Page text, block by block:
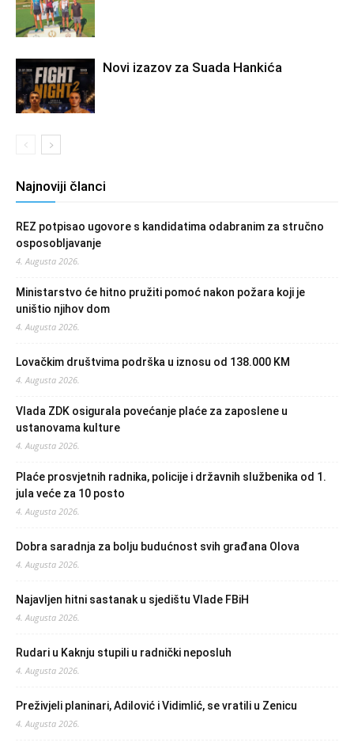
Novi izazov za Suada Hankića
Najnoviji članci
REZ potpisao ugovore s kandidatima odabranim za stručno
osposobljavanje
4. Augusta 2026.
Ministarstvo će hitno pružiti pomoć nakon požara koji je
uništio njihov dom
4. Augusta 2026.
Lovačkim društvima podrška u iznosu od 138.000 KM
4. Augusta 2026.
Vlada ZDK osigurala povećanje plaće za zaposlene u
ustanovama kulture
4. Augusta 2026.
Plaće prosvjetnih radnika, policije i državnih službenika od 1.
jula veće za 10 posto
4. Augusta 2026.
Dobra saradnja za bolju budućnost svih građana Olova
4. Augusta 2026.
Najavljen hitni sastanak u sjedištu Vlade FBiH
4. Augusta 2026.
Rudari u Kaknju stupili u radnički neposluh
4. Augusta 2026.
Preživjeli planinari, Adilović i Vidimlić, se vratili u Zenicu
4. Augusta 2026.